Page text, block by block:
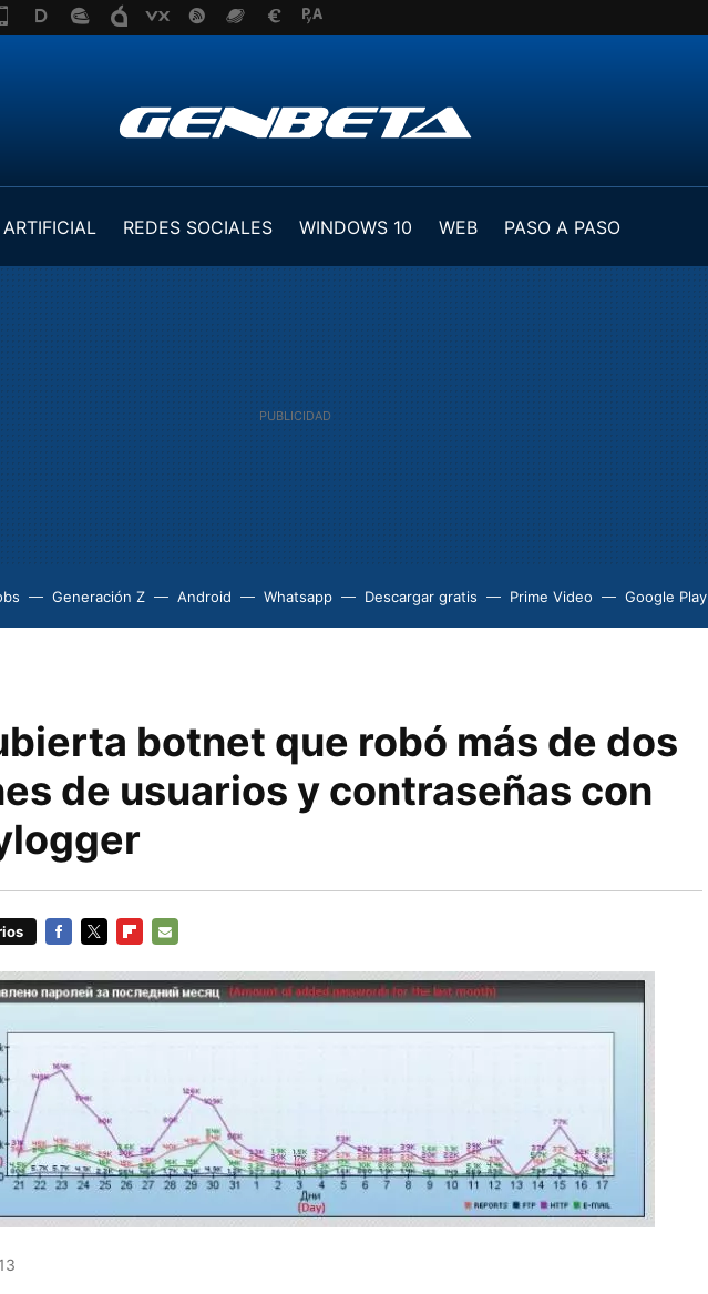
REDES SOCIALES WINDOWS 10 WEB
PASO A PASO
Generación Z Android Whatsapp Descargar gratis Prime Video Google Play
botnet que robó más de dos
de usuarios y contraseñas con
MAIL